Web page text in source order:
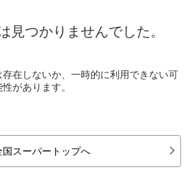
見つかりませんでした。
在しないか、一時的に利用できない可
性があります。
国スーパートップへ